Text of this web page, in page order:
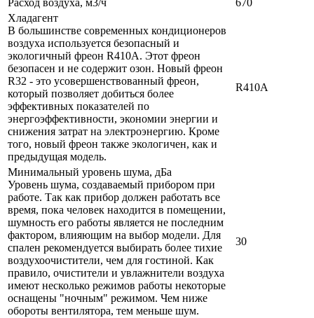
Расход воздуха, м3/ч
670
Хладагент
В большинстве современных кондиционеров
воздуха используется безопасный и
экологичный фреон R410A. Этот фреон
безопасен и не содержит озон. Новый фреон
R32 - это усовершенствованный фреон,
который позволяет добиться более
эффективных показателей по
энергоэффективности, экономии энергии и
снижения затрат на электроэнергию. Кроме
того, новый фреон также экологичен, как и
предыдущая модель.
R410A
Минимальный уровень шума, дБа
Уровень шума, создаваемый прибором при
работе. Так как прибор должен работать все
время, пока человек находится в помещении,
шумность его работы является не последним
фактором, влияющим на выбор модели. Для
спален рекомендуется выбирать более тихие
воздухоочистители, чем для гостиной. Как
правило, очистители и увлажнители воздуха
имеют несколько режимов работы некоторые
оснащены "ночным" режимом. Чем ниже
обороты вентилятора, тем меньше шум.
30